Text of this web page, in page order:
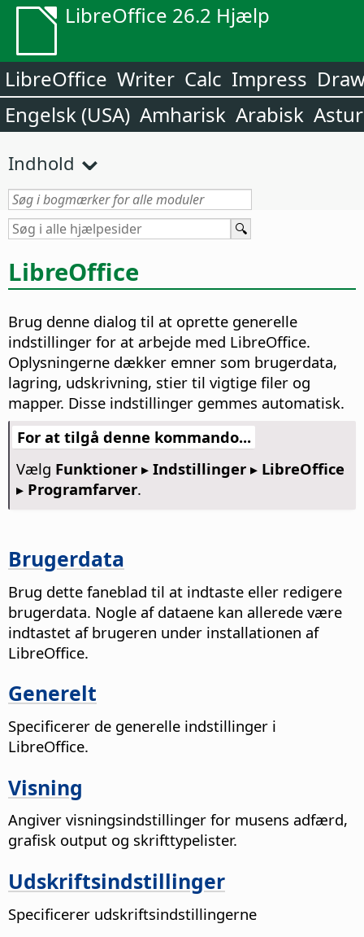
LibreOffice 26.2 Hjælp
LibreOffice Writer Calc Impress
Engelsk (USA) Amharisk Arabisk
Indhold
LibreOffice
Brug denne dialog til at oprette generelle
indstillinger for at arbejde med LibreOffice.
Oplysningerne dækker emner som brugerdata,
lagring, udskrivning, stier til vigtige filer og
mapper. Disse indstillinger gemmes automatisk.
For at tilgå denne kommando...
Vælg Funktioner ▸ Indstillinger▸ LibreOffice
▸ Programfarver.
Brugerdata
Brug dette faneblad til at indtaste eller redigere
brugerdata. Nogle af dataene kan allerede være
indtastet af brugeren under installationen af
LibreOffice.
Generelt
Specificerer de generelle indstillinger i
LibreOffice.
Visning
Angiver visningsindstillinger for musens adfærd,
grafisk output og skrifttypelister.
Udskriftsindstillinger
Specificerer udskriftsindstillingerne